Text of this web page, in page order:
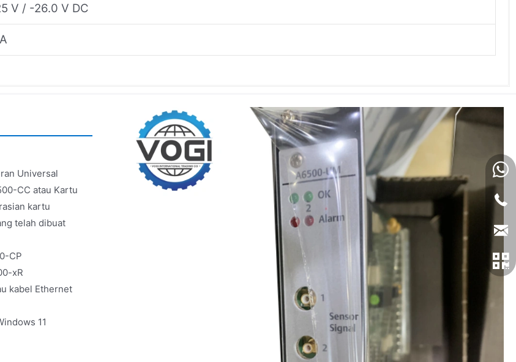
V / -26.0 V DC
Universal
CC atau Kartu
kartu
telah dibuat
CP
xR
kabel Ethernet
11